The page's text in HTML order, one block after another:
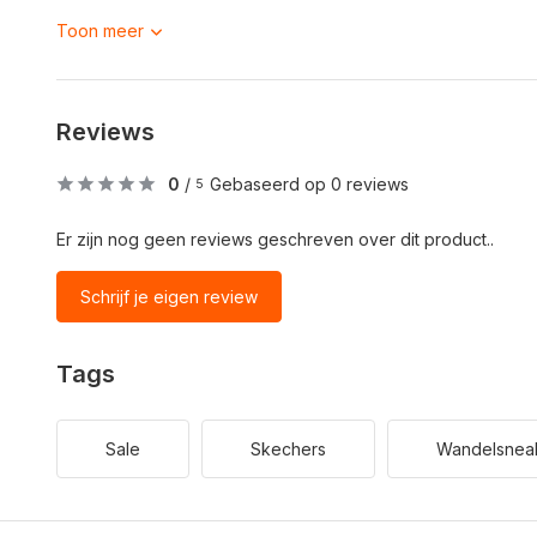
Toon meer
Reviews
0 / 5 Gebaseerd op 0 reviews
Er zijn nog geen reviews geschreven over dit product..
Schrijf je eigen review
Tags
Sale Skechers